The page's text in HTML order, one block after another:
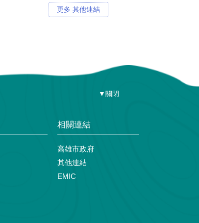
更多 其他連結
▼關閉
相關連結
高雄市政府
其他連結
EMIC